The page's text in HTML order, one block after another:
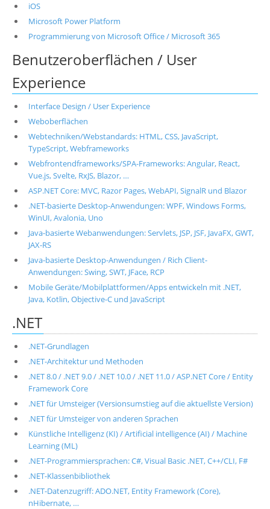
iOS
Microsoft Power Platform
Programmierung von Microsoft Office / Microsoft 365
Benutzeroberflächen / User
Experience
Interface Design / User Experience
Weboberflächen
Webtechniken/Webstandards: HTML, CSS, JavaScript,
TypeScript, Webframeworks
Webfrontendframeworks/SPA-Frameworks: Angular, React,
Vue.js, Svelte, RxJS, Blazor, …
ASP.NET Core: MVC, Razor Pages, WebAPI, SignalR und Blazor
.NET-basierte Desktop-Anwendungen: WPF, Windows Forms,
WinUI, Avalonia, Uno
Java-basierte Webanwendungen: Servlets, JSP, JSF, JavaFX, GWT,
JAX-RS
Java-basierte Desktop-Anwendungen / Rich Client-
Anwendungen: Swing, SWT, JFace, RCP
Mobile Geräte/Mobilplattformen/Apps entwickeln mit .NET,
Java, Kotlin, Objective-C und JavaScript
.NET
.NET-Grundlagen
.NET-Architektur und Methoden
.NET 8.0 / .NET 9.0 / .NET 10.0 / .NET 11.0 / ASP.NET Core / Entity
Framework Core
.NET für Umsteiger (Versionsumstieg auf die aktuellste Version)
.NET für Umsteiger von anderen Sprachen
Künstliche Intelligenz (KI) / Artificial intelligence (AI) / Machine
Learning (ML)
.NET-Programmiersprachen: C#, Visual Basic .NET, C++/CLI, F#
.NET-Klassenbibliothek
.NET-Datenzugriff: ADO.NET, Entity Framework (Core),
nHibernate, …